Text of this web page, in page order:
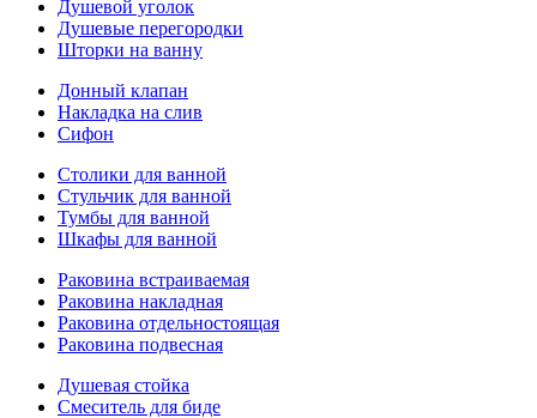
Душевой уголок
Душевые перегородки
Шторки на ванну
Донный клапан
Накладка на слив
Сифон
Столики для ванной
Стульчик для ванной
Тумбы для ванной
Шкафы для ванной
Раковина встраиваемая
Раковина накладная
Раковина отдельностоящая
Раковина подвесная
Душевая стойка
Смеситель для биде